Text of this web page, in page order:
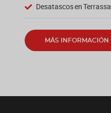
Desatascos en Terrassa
MÁS INFORMACIÓN